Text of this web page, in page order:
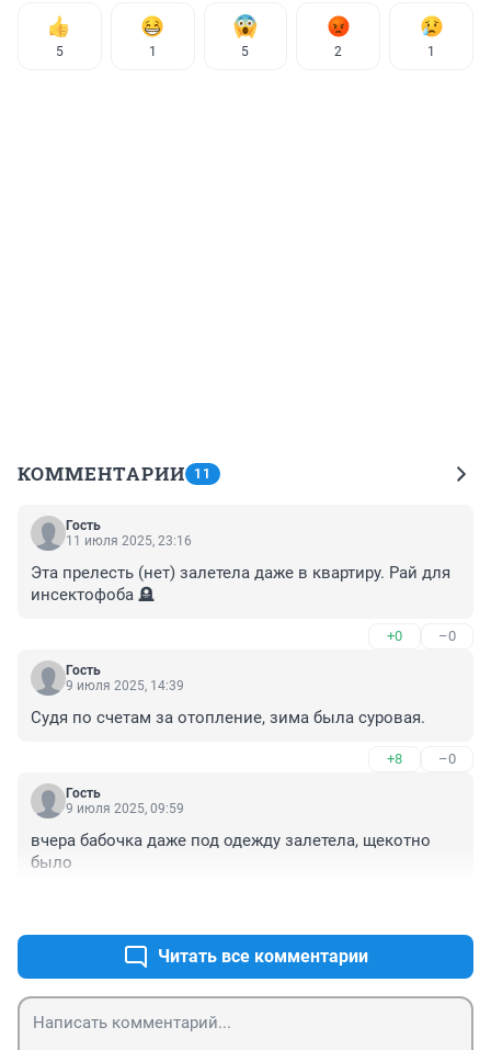
5 1 5 2 1
КОММЕНТАРИИ 11
Гость
11 июля 2025, 23:16
Эта прелесть (нет) залетела даже в квартиру. Рай для
инсектофоба 🪦
+0 –0
Гость
9 июля 2025, 14:39
Судя по счетам за отопление, зима была суровая.
+8 –0
Гость
9 июля 2025, 09:59
вчера бабочка даже под одежду залетела, щекотно
было
Читать все комментарии